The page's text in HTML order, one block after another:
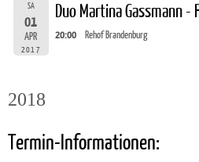
SA
01
APR
2017
Duo Martina Gassmann -
20:00 Rehof Brandenburg
2018
Termin-Informationen: